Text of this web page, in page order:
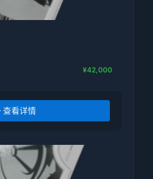
¥42,000
查看详情